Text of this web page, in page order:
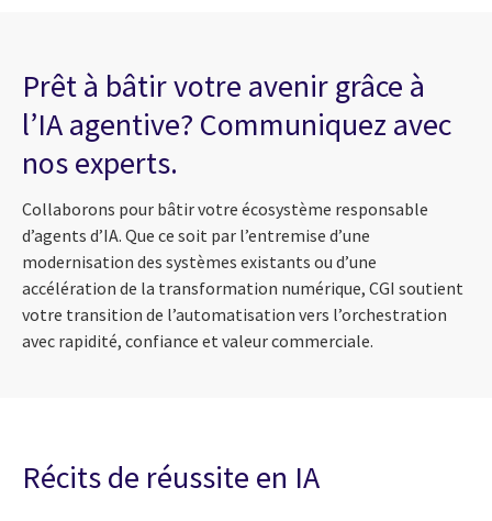
Prêt à bâtir votre avenir grâce à
l’IA agentive? Communiquez avec
nos experts.
Collaborons pour bâtir votre écosystème responsable
d’agents d’IA. Que ce soit par l’entremise d’une
modernisation des systèmes existants ou d’une
accélération de la transformation numérique, CGI soutient
votre transition de l’automatisation vers l’orchestration
avec rapidité, confiance et valeur commerciale.
Récits de réussite en IA